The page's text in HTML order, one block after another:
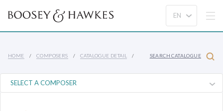
HOME COMPOSERS CATALOGUE DETAIL SEARCH CATALOGUE